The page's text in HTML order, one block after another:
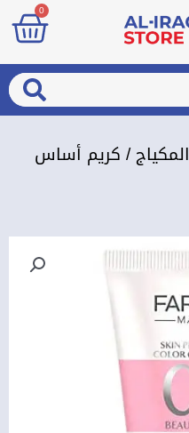
0
المكياج/ كريم أساس